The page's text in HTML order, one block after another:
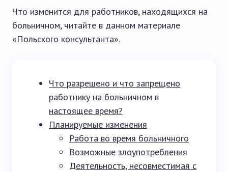
Что изменится для работников, находящихся на
больничном, читайте в данном материале
«Польского консультанта».
Что разрешено и что запрещено
работнику на больничном в
настоящее время?
Планируемые изменения
Работа во время больничного
Возможные злоупотребления
Деятельность, несовместимая с